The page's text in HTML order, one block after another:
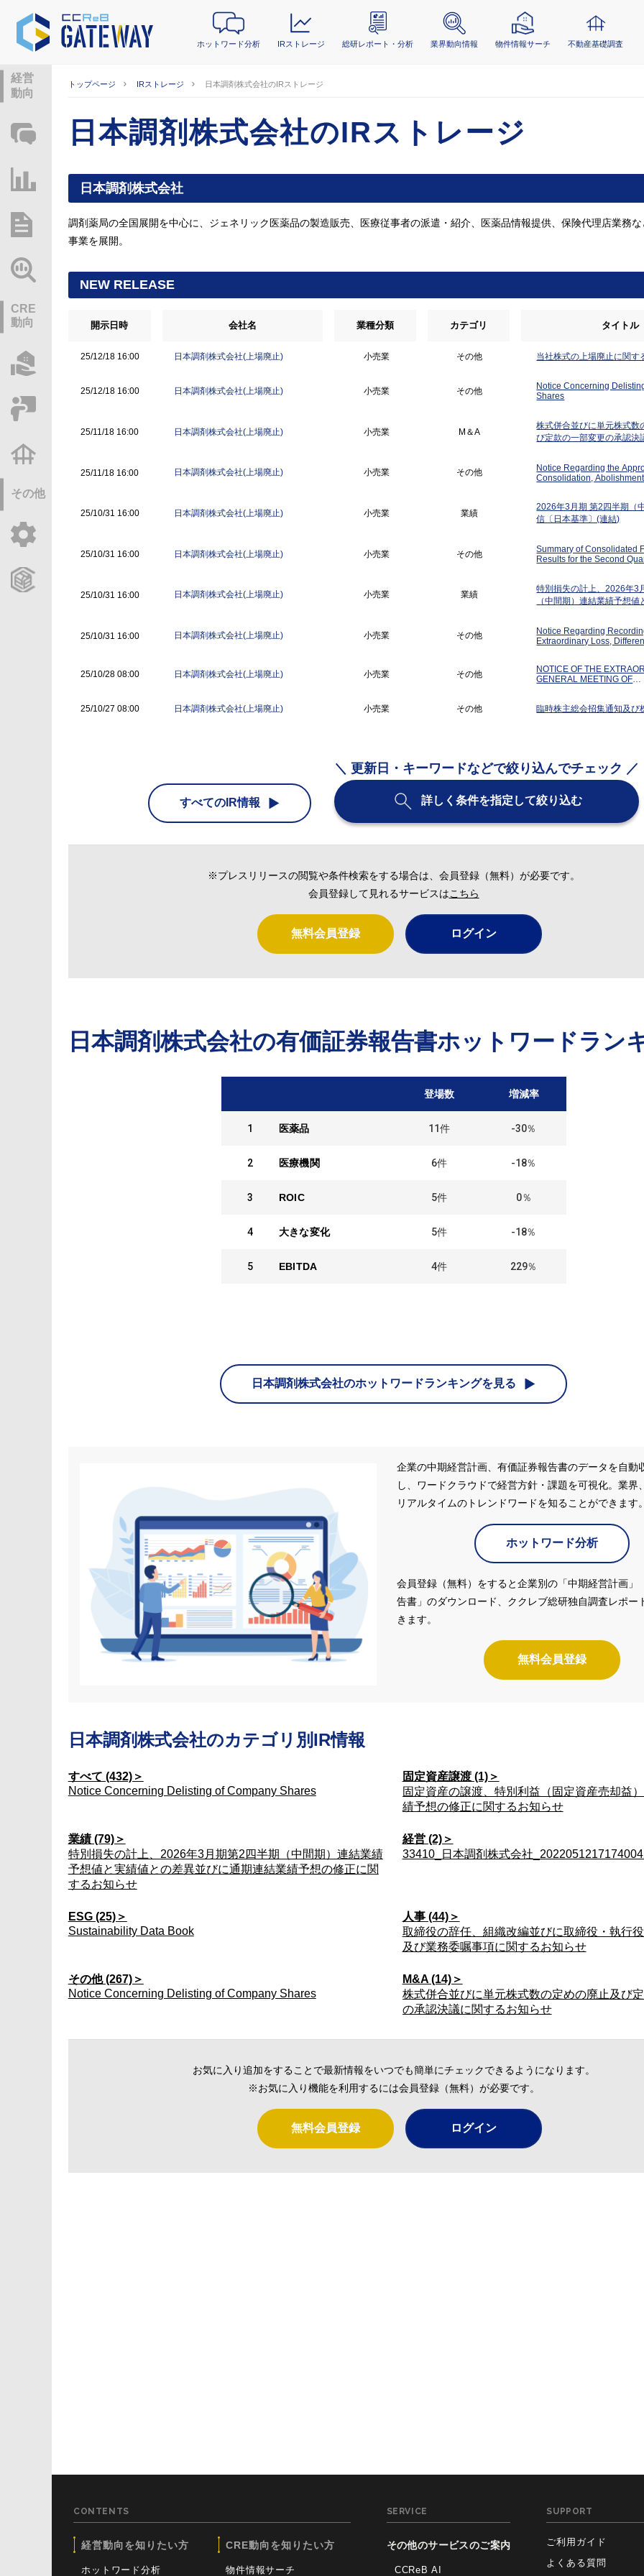
ホットワード分析 IRストレージ 総研レポート・分析 業界動向情報 物件情報サーチ 不動産基礎調査
経営
動向
ホットワード分析
IRストレージ
総研レポート・分析
業界動向情報
CRE
動向
物件情報サーチ
その他
トップページ IRストレージ 日本調剤株式会社のIRストレージ
日本調剤株式会社のIRストレージ
日本調剤株式会社
調剤薬局の全国展開を中心に、ジェネリック医薬品の製造販売、医療従事者の派遣・紹介、医薬品情報提供、保険代理店業務
事業を展開。
NEW RELEASE
開示日時 会社名 業種分類 カテゴリ タイトル
25/12/18 16:00 日本調剤株式会社(上場廃止) 小売業 その他 当社株式の上場廃止に関す
25/12/18 16:00 日本調剤株式会社(上場廃止) 小売業 その他
Notice Concerning
Shares
25/11/18 16:00 日本調剤株式会社(上場廃止) 小売業 M＆A
株式併合並びに単元株式数
び定款の一部変更の承認決
25/11/18 16:00 日本調剤株式会社(上場廃止) 小売業 その他
Notice Regarding the
Consolidation,
25/10/31 16:00
日本調剤株式会社(上場廃止) 小売業 業績
2026年3月期 第2四半期（
信〔日本基準〕(連結)
25/10/31 16:00 日本調剤株式会社(上場廃止) 小売業 その他
Summary of Consolidated
Results for the Second
25/10/31 16:00 日本調剤株式会社(上場廃止) 小売業 業績
特別損失の計上、2026年3
（中間期）連結業績予想
お知らせ
25/10/31 16:00
日本調剤株式会社(上場廃止) 小売業 その他
Notice Regarding
Extraordinary Loss,
25/10/28 08:00
日本調剤株式会社(上場廃止) 小売業 その他
NOTICE OF THE
GENERAL MEETING OF
25/10/27 08:00
日本調剤株式会社(上場廃止) 小売業 その他 臨時株主総会招集通知及び
すべてのIR情報
＼ 更新日・キーワードなどで絞り込んでチェック ／
詳しく条件を指定して絞り込む
※プレスリリースの閲覧や条件検索をする場合は、会員登録（無料）が必要です。
会員登録して見れるサービスはこちら
無料会員登録 ログイン
日本調剤株式会社の有価証券報告書ホットワードラン
登場数 増減率
1 医薬品 11件 -30％
2 医療機関 6件 -18％
3 ROIC 5件 0％
4 大きな変化 5件 -18％
5 EBITDA 4件 229％
日本調剤株式会社のホットワードランキングを見る
企業の中期経営計画、有価証券報告書のデータを自動
し、ワードクラウドで経営方針・課題を可視化。業界
リアルタイムのトレンドワードを知ることができます
ホットワード分析
会員登録（無料）をすると企業別の「中期経営計画」
告書」のダウンロード、ククレブ総研独自調査レポー
きます。
無料会員登録
日本調剤株式会社のカテゴリ別IR情報
すべて (432)＞
Notice Concerning Delisting of Company Shares
固定資産譲渡 (1)＞
固定資産の譲渡、特別利益（固定資産売却益
績予想の修正に関するお知らせ
業績 (79)＞
特別損失の計上、2026年3月期第2四半期（中間期）連結業績
予想値と実績値との差異並びに通期連結業績予想の修正に関
するお知らせ
経営 (2)＞
33410_日本調剤株式会社
ESG (25)＞
Sustainability Data Book
人事 (44)＞
取締役の辞任、組織改編並びに取締役・執行
及び業務委嘱事項に関するお知らせ
その他 (267)＞
Notice Concerning Delisting of Company Shares
M&A (14)＞
株式併合並びに単元株式数の定めの廃止及び
の承認決議に関するお知らせ
お気に入り追加をすることで最新情報をいつでも簡単にチェックできるようになります。
※お気に入り機能を利用するには会員登録（無料）が必要です。
無料会員登録 ログイン
CONTENTS
経営動向を知りたい方
ホットワード分析
CRE動向を知りたい方
物件情報サーチ
SERVICE
その他のサービスのご案内
CCReB AI
SUPPORT
ご利用ガイド
よくある質問